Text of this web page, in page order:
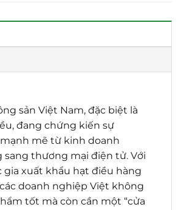
sản Việt Nam, đặc biệt là
đang chứng kiến sự
mẽ từ kinh doanh
thương mại điện tử. Với
gia xuất khẩu hạt điều hàng
doanh nghiệp Việt không
tốt mà còn cần một “cửa